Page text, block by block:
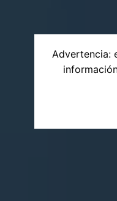
Advertencia: